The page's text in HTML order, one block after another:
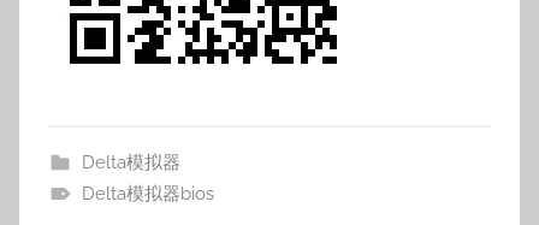
Delta模拟器
Delta模拟器bios